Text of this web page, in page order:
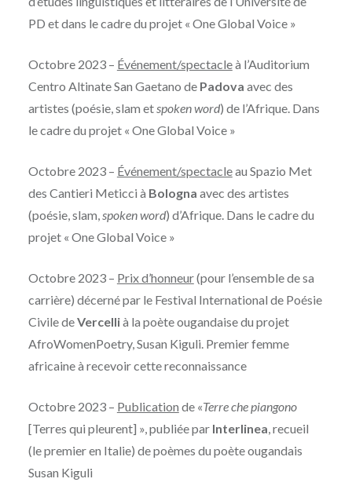
PD et dans le cadre du projet « One Global Voice »
Octobre 2023 – Événement/spectacleà l’Auditorium
Centro Altinate San Gaetano de Padova avec des
artistes (poésie, slam etspoken word) de l’Afrique. Dans
le cadre du projet « One Global Voice »
Octobre 2023 – Événement/spectacleau Spazio Met
des Cantieri Meticci à Bologna avec des artistes
(poésie, slam,spoken word) d’Afrique. Dans le cadre du
projet « One Global Voice »
Octobre 2023 – Prix d’honneur(pour l’ensemble de sa
carrière) décerné par le Festival International de Poésie
Civile deVercellià la poète ougandaise du projet
AfroWomenPoetry, Susan Kiguli. Premier femme
africaine à recevoir cette reconnaissance
Octobre 2023 – Publication de «Terre che piangono
[Terres qui pleurent] », publiée par Interlinea, recueil
(le premier en Italie) de poèmes du poète ougandais
Susan Kiguli